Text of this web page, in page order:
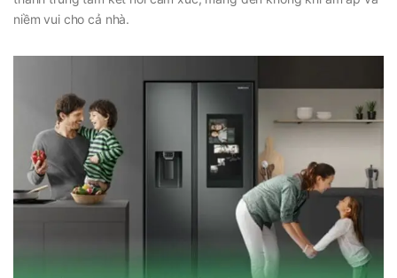
niềm vui cho cả nhà.